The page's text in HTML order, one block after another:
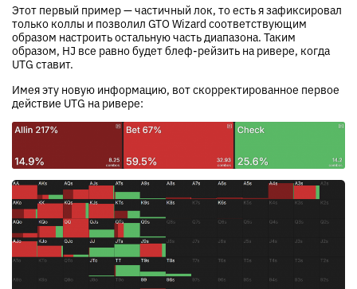
Этот первый пример — частичный лок, то есть я зафиксировал
только коллы и позволил GTO Wizard соответствующим
образом настроить остальную часть диапазона. Таким
образом, HJ все равно будет блеф-рейзить на ривере, когда
UTG ставит.
Имея эту новую информацию, вот скорректированное первое
действие UTG на ривере: